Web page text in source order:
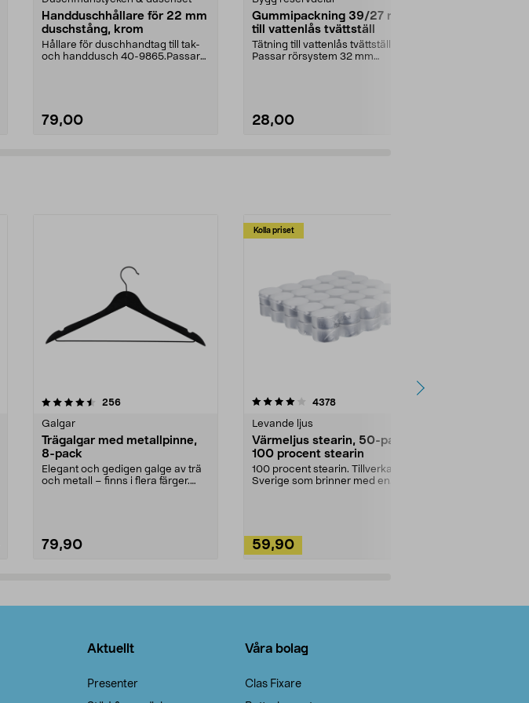
Handduschhållare för 22 mm
duschstång, krom
Hållare för duschhandtag till tak-
och handdusch 40-9865.Passar
79,00
Gummipackning 39/27 mm
till vattenlås tvättställ
Tätning till vattenlås tvättställ.
Passar rörsystem 32 mm
28,00
256recensioner
Galgar
Trägalgar med metallpinne,
8-pack
Elegant och gedigen galge av trä
och metall – finns i flera färger.
79,90
Kolla priset
4.0av 5 stjärnor 4378recensioner
Levande ljus
Värmeljus stearin, 50-pack,
100 procent stearin
100 procent stearin. Tillverkade i
Sverige som brinner med en
59,90
4.5av 5 stjärnor
Aktuellt
Presenter
Våra bolag
Clas Fixare